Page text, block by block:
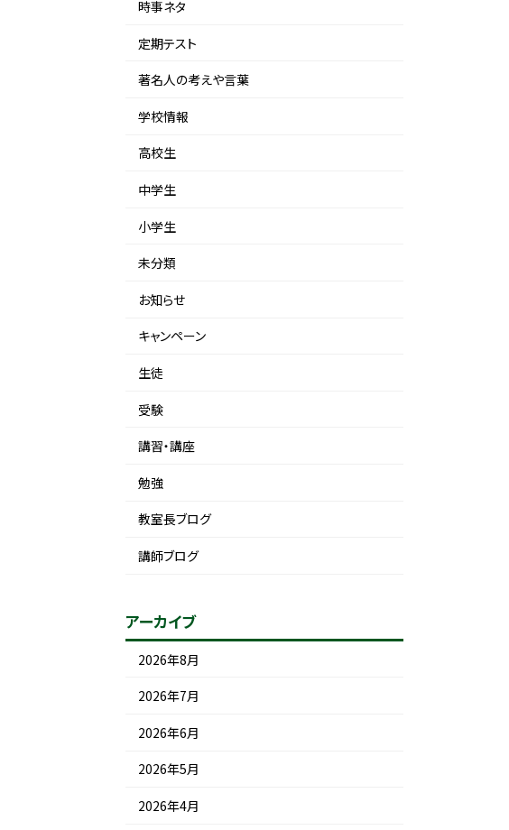
時事ネタ
定期テスト
著名人の考えや言葉
学校情報
高校生
中学生
小学生
未分類
お知らせ
キャンペーン
生徒
受験
講習・講座
勉強
教室長ブログ
講師ブログ
アーカイブ
2026年8月
2026年7月
2026年6月
2026年5月
2026年4月